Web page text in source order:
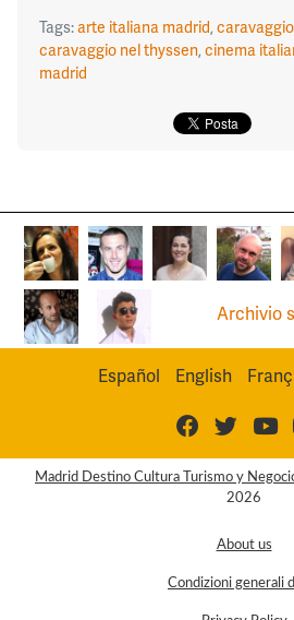
Tags:arte italiana madrid,
caravaggio nel thyssen, cinema
madrid
Archivio
Español English
Madrid Destino Cultura Turismo y
2026
About us
Condizioni generali